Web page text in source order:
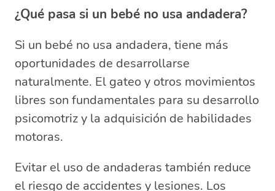
¿Qué pasa si un bebé no usa andadera?
Si un bebé no usa andadera, tiene más
oportunidades de desarrollarse
naturalmente. El gateo y otros movimientos
libres son fundamentales para su desarrollo
psicomotriz y la adquisición de habilidades
motoras.
Evitar el uso de andaderas también reduce
el riesgo de accidentes y lesiones. Los